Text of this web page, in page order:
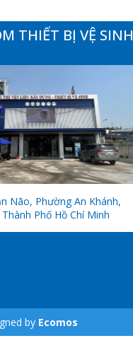
THIẾT BỊ VỆ SINH
Não, Phường An Khánh,
Phố Hồ Chí Minh
by Ecomos